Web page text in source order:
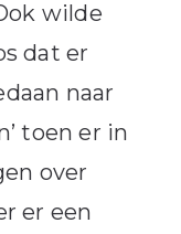
wilde
dat er
naar
toen er in
over
er een